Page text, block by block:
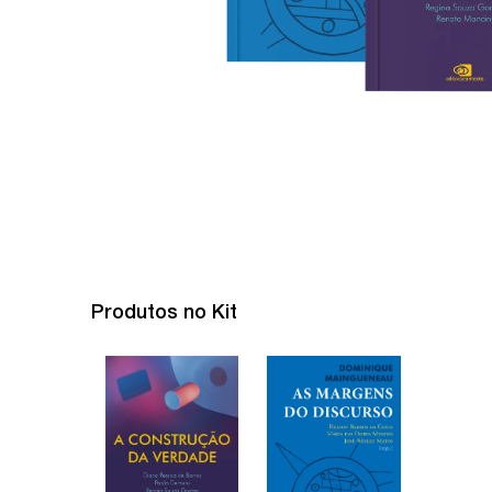
Produtos no Kit